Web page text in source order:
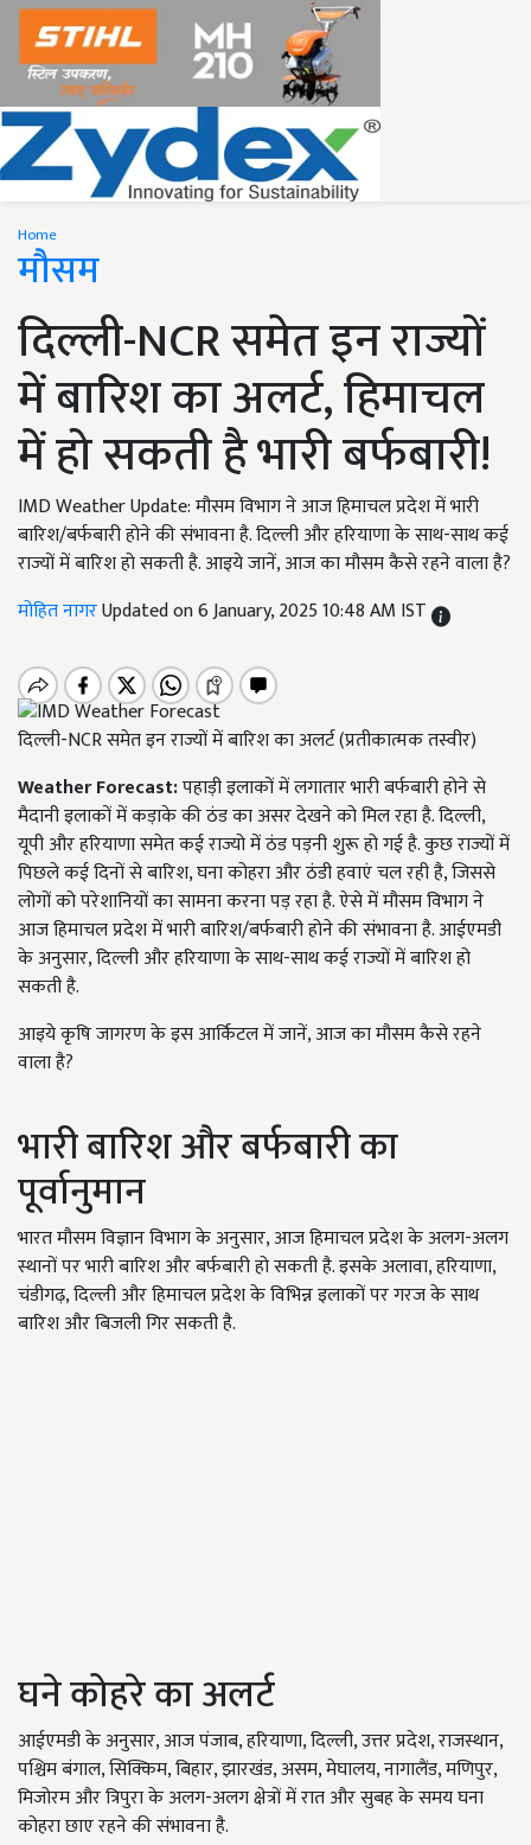
Home
मौसम
दिल्ली-NCR समेत इन राज्यों
में बारिश का अलर्ट, हिमाचल
में हो सकती है भारी बर्फबारी!
IMD Weather Update: मौसम विभाग ने आज हिमाचल प्रदेश में भारी
बारिश/बर्फबारी होने की संभावना है. दिल्ली और हरियाणा के साथ-साथ कई
राज्यों में बारिश हो सकती है. आइये जानें, आज का मौसम कैसे रहने वाला है?
मोहित नागरUpdated on 6 January, 2025 10:48 AM IST
दिल्ली-NCR समेत इन राज्यों में बारिश का अलर्ट (प्रतीकात्मक तस्वीर)
Weather Forecast:पहाड़ी इलाकों में लगातार भारी बर्फबारी होने से
मैदानी इलाकों में कड़ाके की ठंड का असर देखने को मिल रहा है. दिल्ली,
यूपी और हरियाणा समेत कई राज्यो में ठंड पड़नी शुरू हो गई है. कुछ राज्यों में
पिछले कई दिनों से बारिश, घना कोहरा और ठंडी हवाएं चल रही है, जिससे
लोगों को परेशानियों का सामना करना पड़ रहा है. ऐसे में मौसम विभाग ने
आज हिमाचल प्रदेश में भारी बारिश/बर्फबारी होने की संभावना है. आईएमडी
के अनुसार, दिल्ली और हरियाणा के साथ-साथ कई राज्यों में बारिश हो
सकती है.
आइये कृषि जागरण के इस आर्किटल में जानें, आज का मौसम कैसे रहने
वाला है?
भारी बारिश और बर्फबारी का
पूर्वानुमान
भारत मौसम विज्ञान विभाग के अनुसार, आज हिमाचल प्रदेश के अलग-अलग
स्थानों पर भारी बारिश और बर्फबारी हो सकती है. इसके अलावा, हरियाणा,
चंडीगढ़, दिल्ली और हिमाचल प्रदेश के विभिन्न इलाकों पर गरज के साथ
बारिश और बिजली गिर सकती है.
घने कोहरे का अलर्ट
आईएमडी के अनुसार, आज पंजाब, हरियाणा, दिल्ली, उत्तर प्रदेश, राजस्थान,
पश्चिम बंगाल, सिक्किम, बिहार, झारखंड, असम, मेघालय, नागालैंड, मणिपुर,
मिजोरम और त्रिपुरा के अलग-अलग क्षेत्रों में रात और सुबह के समय घना
कोहरा छाए रहने की संभावना है.